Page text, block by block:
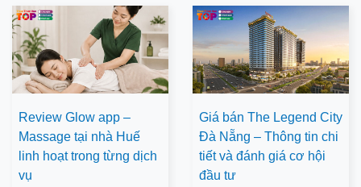
Review Glow app –
Massage tại nhà Huế
linh hoạt trong từng dịch
vụ
Giá bán The Legend City
Đà Nẵng – Thông tin chi
tiết và đánh giá cơ hội
đầu tư